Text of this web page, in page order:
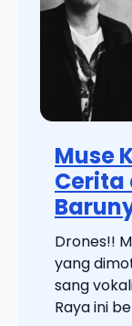
Muse
Cerita
Drones!!
yang
sang
Raya ini